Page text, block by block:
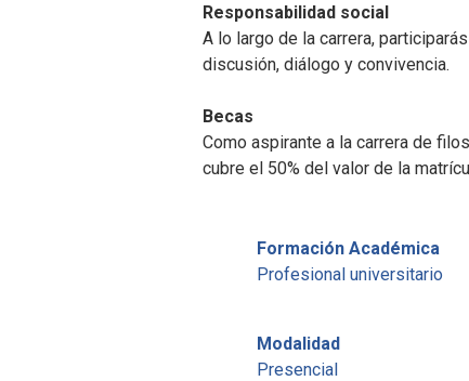
Responsabilidad social
A lo largo de la carrera,
discusión, diálogo y convivencia.
Becas
Como aspirante a la carrera de
cubre el 50% del valor de la
Formación Académica
Profesional universitario
Modalidad
Presencial